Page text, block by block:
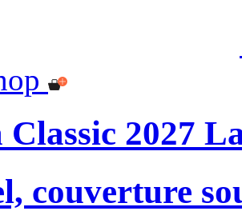
Classic 2027
couverture